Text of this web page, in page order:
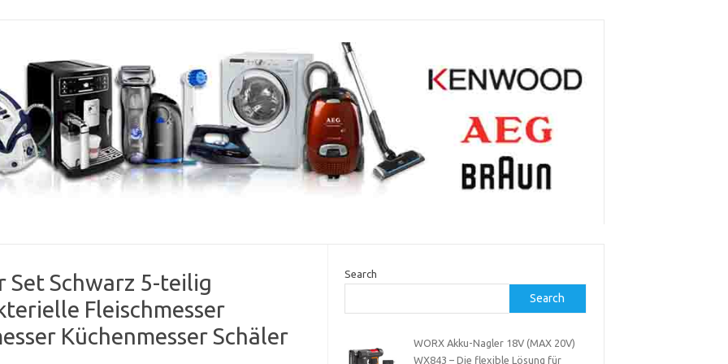
Set Schwarz 5-teilig
Fleischmesser
Küchenmesser Schäler
Search
Search
WORX Akku-Nagler 18V (MAX 20V)
WX843 – Die flexible Lösung für